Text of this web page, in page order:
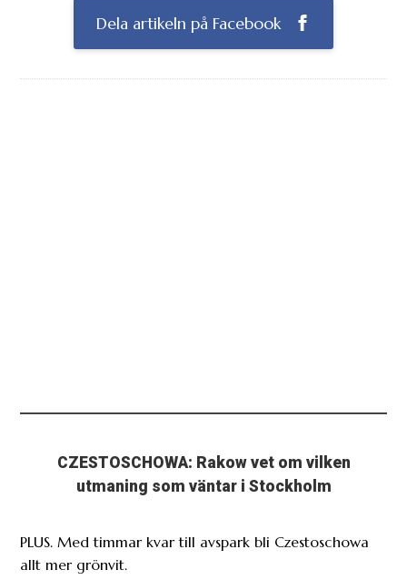
Dela artikeln på Facebook
CZESTOSCHOWA: Rakow vet om vilken
PLUS. Med timmar kvar till avspark bli Czestoschowa